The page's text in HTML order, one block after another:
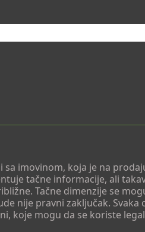
sa imovinom, koja je na
tačne informacije, ali
Tačne dimenzije se
nije pravni zaključak.
koje mogu da se koriste